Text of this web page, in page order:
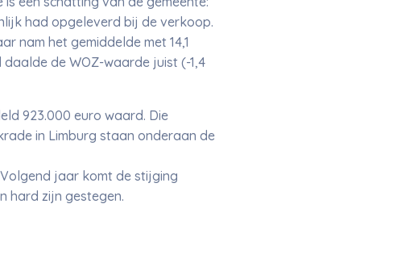
had opgeleverd bij de verkoop.
nam het gemiddelde met 14,1
de WOZ-waarde juist (-1,4
923.000 euro waard. Die
in Limburg staan onderaan de
jaar komt de stijging
hard zijn gestegen.